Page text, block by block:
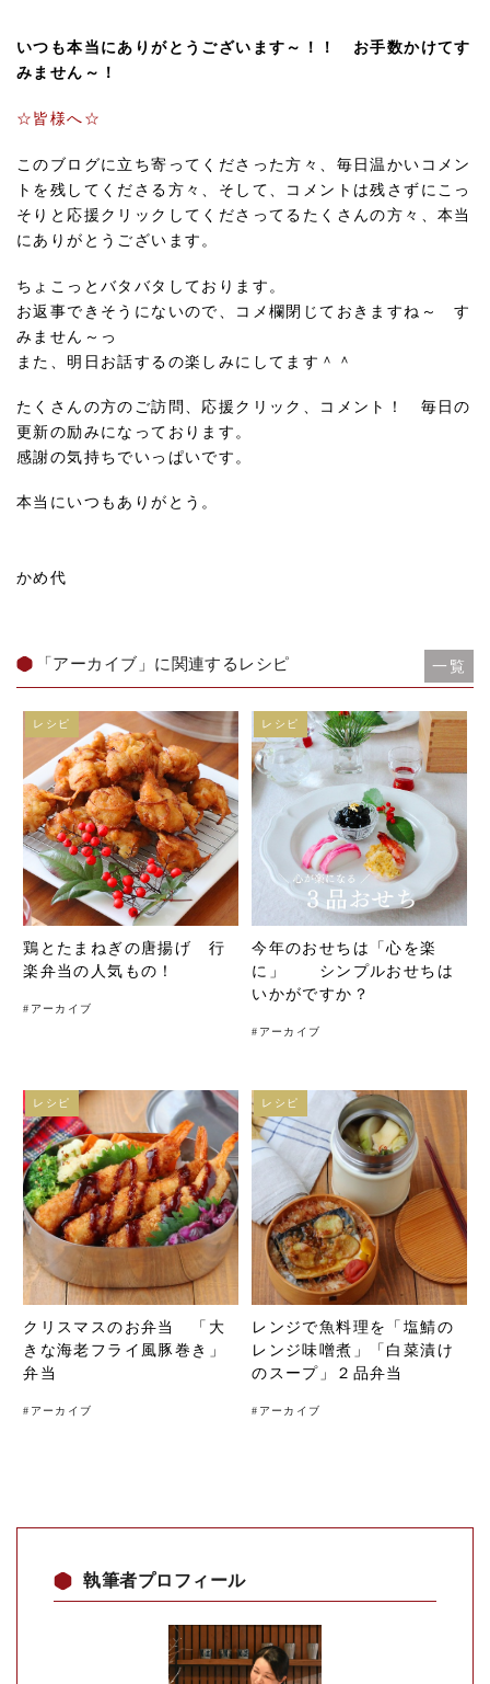
いつも本当にありがとうございます～！！ お手数かけてす
みません～！
☆皆様へ☆
このブログに立ち寄ってくださった方々、毎日温かいコメン
トを残してくださる方々、そして、コメントは残さずにこっ
そりと応援クリックしてくださってるたくさんの方々、本当
にありがとうございます。
ちょこっとバタバタしております。
お返事できそうにないので、コメ欄閉じておきますね～ す
みません～っ
また、明日お話するの楽しみにしてます＾＾
たくさんの方のご訪問、応援クリック、コメント！ 毎日の
更新の励みになっております。
感謝の気持ちでいっぱいです。
本当にいつもありがとう。
かめ代
「アーカイブ」に関連するレシピ 一覧
鶏とたまねぎの唐揚げ 行
楽弁当の人気もの！
# アーカイブ
レシピ
今年のおせちは「心を楽
に」 シンプルおせちは
いかがですか？
# アーカイブ
レシピ
クリスマスのお弁当 「大
きな海老フライ風豚巻き」
弁当
# アーカイブ
レシピ
レンジで魚料理を「塩鯖の
レンジ味噌煮」「白菜漬け
のスープ」２品弁当
# アーカイブ
レシピ
執筆者プロフィール